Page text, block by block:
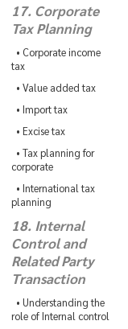
17. Corporate
Tax Planning
• Corporate income
tax
• Value added tax
• Import tax
• Excise tax
• Tax planning for
corporate
• International tax
planning
18. Internal
Control and
Related Party
Transaction
• Understanding the
role of Internal control